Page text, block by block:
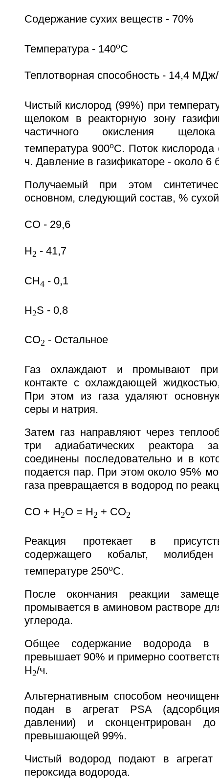
Содержание сухих веществ - 70%
Температура - 140oC
Теплотворная способность - 14,4
Чистый кислород (99%) при
щелоком в реакторную зону
частичного окисления
температура 900oC. Поток
ч. Давление в газификаторе - около 6
Получаемый при этом
основном, следующий состав, % сухой
CO - 29,6
H2 - 41,7
CH4 - 0,1
H2S - 0,8
CO2 - Остальное
Газ охлаждают и промывают при
контакте с охлаждающей
При этом из газа удаляют
серы и натрия.
Затем газ направляют через
три адиабатических реактора
соединены последовательно и в
подается пар. При этом около 95%
газа превращается в водород по
CO + H2O = H2 + CO2
Реакция протекает в
содержащего кобальт,
температуре 250oC.
После окончания реакции
промывается в аминовом растворе
углерода.
Общее содержание водорода в
превышает 90% и примерно
H2/ч.
Альтернативным способом
подан в агрегат PSA
давлении) и сконцентрирован
превышающей 99%.
Чистый водород подают в
пероксида водорода.